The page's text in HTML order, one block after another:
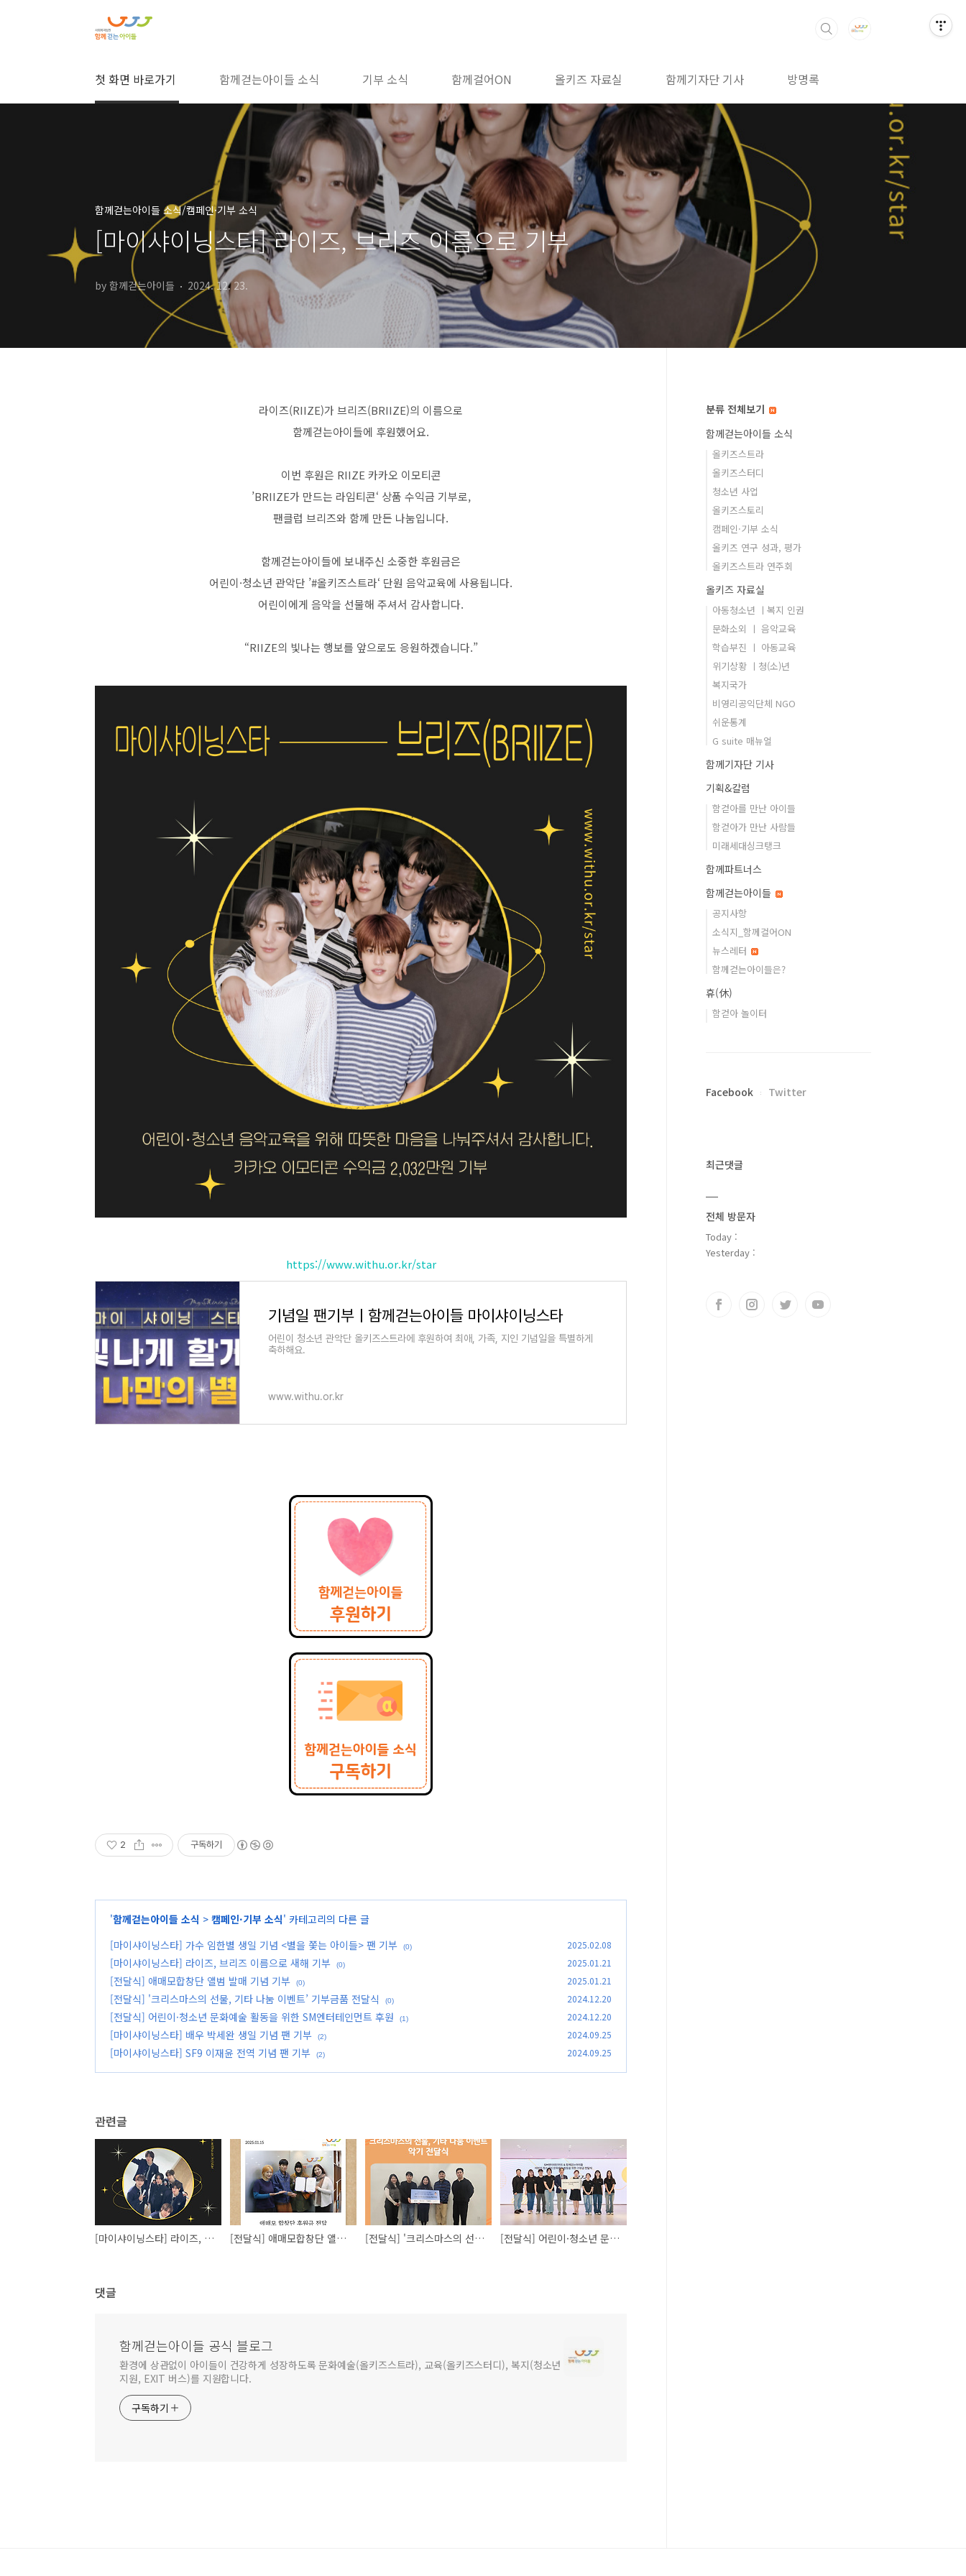
첫 화면 바로가기 함께걷는아이들 소식 기부 소식 함께걸어ON 올키즈 자료실 함께기자단 기사 방명록
함께걷는아이들 소식/캠페인·기부 소식
[마이샤이닝스타] 라이즈, 브리즈 이름으로 기부
by 함께걷는아이들 2024. 12. 23.
라이즈(RIIZE)가 브리즈(BRIIZE)의 이름으로
함께걷는아이들에 후원했어요.
이번 후원은 RIIZE 카카오 이모티콘
’BRIIZE가 만드는 라임티콘‘ 상품 수익금 기부로,
팬클럽 브리즈와 함께 만든 나눔입니다.
함께걷는아이들에 보내주신 소중한 후원금은
어린이·청소년 관악단 ’#올키즈스트라‘ 단원 음악교육에 사용됩니다.
어린이에게 음악을 선물해 주셔서 감사합니다.
“RIIZE의 빛나는 행보를 앞으로도 응원하겠습니다.”
https://www.withu.or.kr/star
기념일 팬기부ㅣ함께걷는아이들 마이샤이닝스타
어린이 청소년 관악단 올키즈스트라에 후원하여 최애, 가족, 지인 기념일을 특별하게
축하해요.
www.withu.or.kr
2 구독하기
'함께걷는아이들 소식 > 캠페인·기부 소식' 카테고리의 다른 글
[마이샤이닝스타] 가수 임한별 생일 기념 <별을 쫓는 아이들> 팬 기부
(0) 2025.02.08
[마이샤이닝스타] 라이즈, 브리즈 이름으로 새해 기부 (0) 2025.01.21
[전달식] 애매모합창단 앨범 발매 기념 기부 (0) 2025.01.21
[전달식] '크리스마스의 선물, 기타 나눔 이벤트’ 기부금품 전달식 (0) 2024.12.20
[전달식] 어린이·청소년 문화예술 활동을 위한 SM엔터테인먼트 후원 (1) 2024.12.20
[마이샤이닝스타] 배우 박세완 생일 기념 팬 기부 (2) 2024.09.25
[마이샤이닝스타] SF9 이재윤 전역 기념 팬 기부 (2) 2024.09.25
관련글
[마이샤이닝스타] 라이즈, 브리즈 이름으로 새해 기부 [전달식] 애매모합창단 앨범 발매 기념 기부 [전달식] '크리스마스의 선물, 기타 나눔 이벤트’ 기부금품 전달식 [전달식] 어린이·청소년 문화예술 활동을 위한 SM엔터테인먼트 후원
댓글
함께걷는아이들 공식 블로그
환경에 상관없이 아이들이 건강하게 성장하도록 문화예술(올키즈스트라), 교육(올키즈스터디), 복지(청소년
지원, EXIT 버스)를 지원합니다.
구독하기
분류 전체보기
함께걷는아이들 소식
올키즈스트라
올키즈스터디
청소년 사업
올키즈스토리
캠페인·기부 소식
올키즈 연구 성과, 평가
올키즈스트라 연주회
올키즈 자료실
아동청소년 ㅣ복지 인권
문화소외 ㅣ 음악교육
학습부진 ㅣ 아동교육
위기상황 ㅣ청(소)년
복지국가
비영리공익단체 NGO
쉬운통계
G suite 매뉴얼
함께기자단 기사
기획&칼럼
함걷아를 만난 아이들
함걷아가 만난 사람들
미래세대싱크탱크
함께파트너스
함께걷는아이들
공지사항
소식지_함께걸어ON
뉴스레터
함께걷는아이들은?
휴(休)
함걷아 놀이터
Facebook Twitter
최근댓글
전체 방문자
Today :
Yesterday :